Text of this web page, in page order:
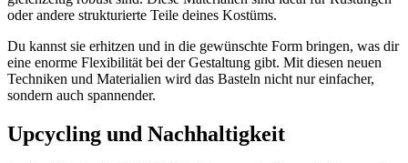
oder andere strukturierte Teile deines Kostüms.
Du kannst sie erhitzen und in die gewünschte Form bringen, was dir
eine enorme Flexibilität bei der Gestaltung gibt. Mit diesen neuen
Techniken und Materialien wird das Basteln nicht nur einfacher,
sondern auch spannender.
Upcycling und Nachhaltigkeit